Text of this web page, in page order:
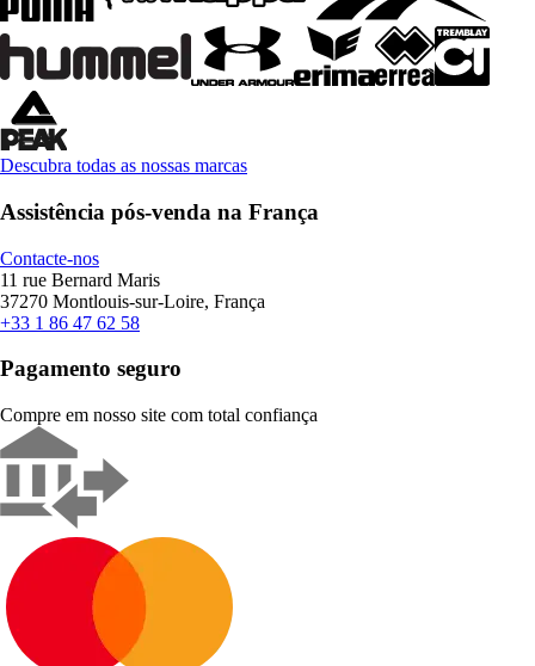
Descubra todas as nossas marcas
Assistência pós-venda na França
Contacte-nos
11 rue Bernard Maris
37270 Montlouis-sur-Loire, França
+33 1 86 47 62 58
Pagamento seguro
Compre em nosso site com total confiança